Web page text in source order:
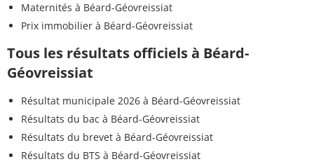
Maternités à Béard-Géovreissiat
Prix immobilier à Béard-Géovreissiat
Tous les résultats officiels à Béard-
Géovreissiat
Résultat municipale 2026 à Béard-Géovreissiat
Résultats du bac à Béard-Géovreissiat
Résultats du brevet à Béard-Géovreissiat
Résultats du BTS à Béard-Géovreissiat